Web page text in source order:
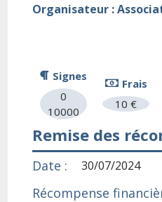
Organisateur :
Signes
0
10000
Frais
10 €
Remise des
Date : 30/07/2024
Récompense